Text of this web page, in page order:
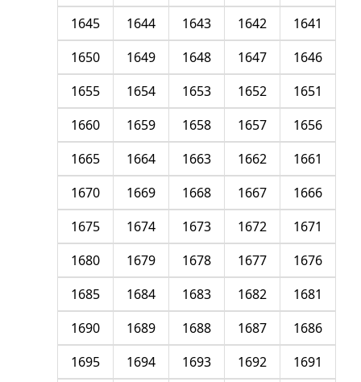
1641
1642
1643
1644
1645
1646
1647
1648
1649
1650
1651
1652
1653
1654
1655
1656
1657
1658
1659
1660
1661
1662
1663
1664
1665
1666
1667
1668
1669
1670
1671
1672
1673
1674
1675
1676
1677
1678
1679
1680
1681
1682
1683
1684
1685
1686
1687
1688
1689
1690
1691
1692
1693
1694
1695